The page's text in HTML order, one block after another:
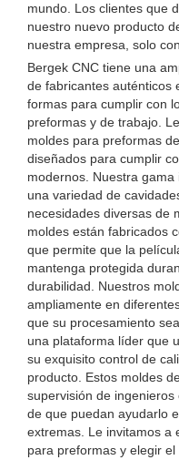
mundo. Los clientes que
nuestro nuevo producto
nuestra empresa, solo
Bergek CNC tiene una
de fabricantes auténticos
formas para cumplir con
preformas y de trabajo.
moldes para preformas
diseñados para cumplir
modernos. Nuestra
una variedad de
necesidades diversas de
moldes están fabricados
que permite que la
mantenga protegida
durabilidad. Nuestros
ampliamente en
que su procesamiento
una plataforma líder que
su exquisito control de
producto. Estos moldes
supervisión de
de que puedan ayudarlo
extremas. Le invitamos a
para preformas y elegir